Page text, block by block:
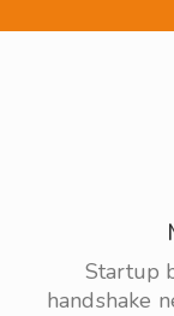
Startup
handshake